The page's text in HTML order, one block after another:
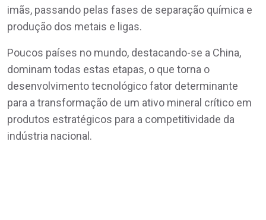
imãs, passando pelas fases de separação química e
produção dos metais e ligas.
Poucos países no mundo, destacando-se a China,
dominam todas estas etapas, o que torna o
desenvolvimento tecnológico fator determinante
para a transformação de um ativo mineral crítico em
produtos estratégicos para a competitividade da
indústria nacional.